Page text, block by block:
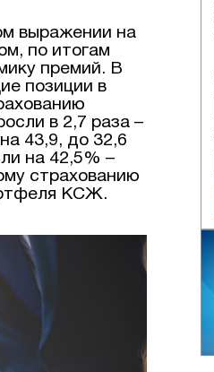
выражении на
по итогам
премий. В
позиции в
в 2,7 раза –
43,9, до 32,6
на 42,5% –
страхованию
КСЖ.